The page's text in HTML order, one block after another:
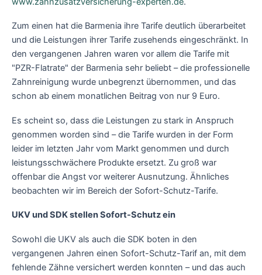
Zum einen hat die Barmenia ihre Tarife deutlich überarbeitet
und die Leistungen ihrer Tarife zusehends eingeschränkt. In
den vergangenen Jahren waren vor allem die Tarife mit
"PZR-Flatrate" der Barmenia sehr beliebt – die professionelle
Zahnreinigung wurde unbegrenzt übernommen, und das
schon ab einem monatlichen Beitrag von nur 9 Euro.
Es scheint so, dass die Leistungen zu stark in Anspruch
genommen worden sind – die Tarife wurden in der Form
leider im letzten Jahr vom Markt genommen und durch
leistungsschwächere Produkte ersetzt. Zu groß war
offenbar die Angst vor weiterer Ausnutzung. Ähnliches
beobachten wir im Bereich der Sofort-Schutz-Tarife.
UKV und SDK stellen Sofort-Schutz ein
Sowohl die UKV als auch die SDK boten in den
vergangenen Jahren einen Sofort-Schutz-Tarif an, mit dem
fehlende Zähne versichert werden konnten – und das auch